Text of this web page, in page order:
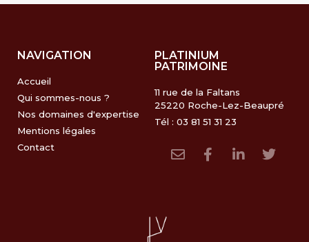
PLATINIUM
PATRIMOINE
11 rue de la Faltans
25220 Roche-Lez-Beaupré
Tél : 03 81 51 31 23
NAVIGATION
Accueil
Qui sommes-nous ?
Nos domaines d'expertise
Mentions légales
Contact